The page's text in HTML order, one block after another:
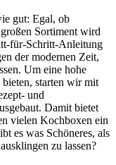
gut: Egal, ob
Sortiment wird
für-Schritt-Anleitung
der modernen Zeit,
Um eine hohe
starten wir mit
und
Damit bietet
vielen Kochboxen ein
es was Schöneres, als
zu lassen?